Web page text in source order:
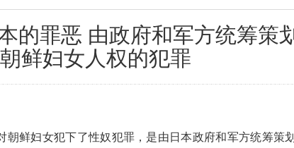
的罪恶 由政府和军方统筹策
鲜妇女人权的犯罪
鲜妇女犯下了性奴犯罪，是由日本政府和军方统筹策